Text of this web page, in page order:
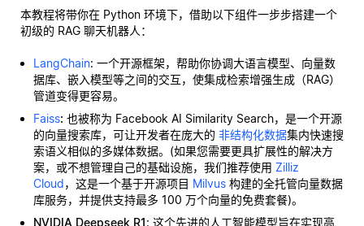
本教程将带你在 Python 环境下，借助以下组件一步步搭建一个
初级的 RAG 聊天机器人：
LangChain: 一个开源框架，帮助你协调大语言模型、向量数
据库、嵌入模型等之间的交互，使集成检索增强生成（RAG）
管道变得更容易。
Faiss: 也被称为 Facebook AI Similarity Search，是一个开源
的向量搜索库，可让开发者在庞大的 非结构化数据集内快速搜
索语义相似的多媒体数据。(如果您需要更具扩展性的解决方
案，或不想管理自己的基础设施，我们推荐使用 Zilliz
Cloud，这是一个基于开源项目 Milvus 构建的全托管向量数据
库服务，并提供支持最多 100 万个向量的免费套餐)。
NVIDIA Deepseek R1: 这个先进的人工智能模型旨在实现高